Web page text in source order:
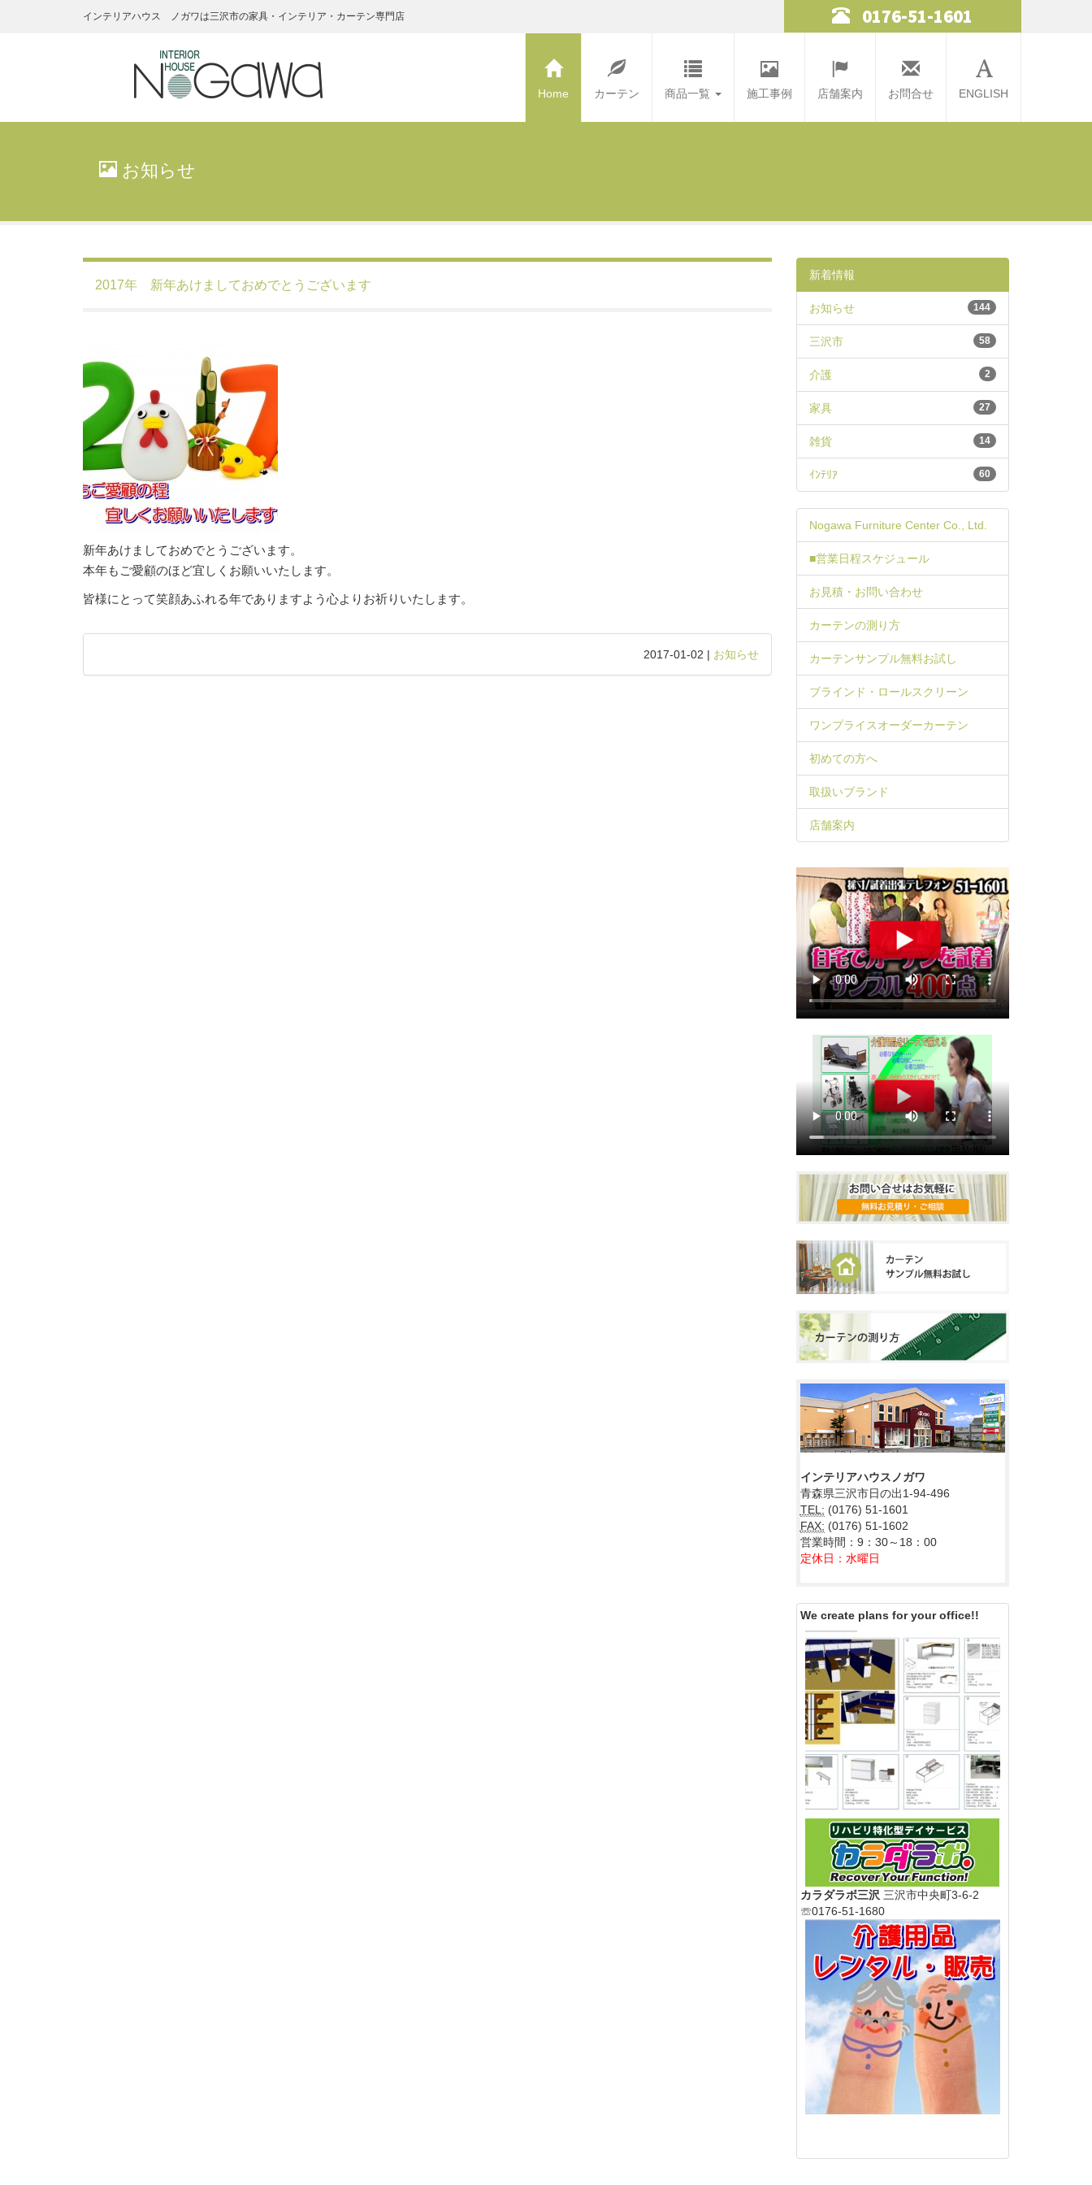
インテリアハウス ノガワは三沢市の家具・インテリア・カーテン専門店 0176-51-1601
インテリアハ
家具
Home カーテン 商品一覧 施工事例 店舗案内 お問合せ ENGLISH
お知らせ
2017年 新年あけましておめでとうございます
新年あけましておめでとうございます。
本年もご愛顧のほど宜しくお願いいたします。
皆様にとって笑顔あふれる年でありますよう心よりお祈りいたします。
2017-01-02 | お知らせ
新着情報
144
お知らせ
58
三沢市
2
介護
27
家具
14
雑貨
60
ｲﾝﾃﾘｱ
Nogawa Furniture Center Co., Ltd.
■営業日程スケジュール
お見積・お問い合わせ
カーテンの測り方
カーテンサンプル無料お試し
ブラインド・ロールスクリーン
ワンプライスオーダーカーテン
初めての方へ
取扱いブランド
店舗案内
インテリアハウスノガワ
青森県三沢市日の出1-94-496
TEL: (0176) 51-1601
FAX: (0176) 51-1602
営業時間：9：30～18：00
定休日：水曜日
We create plans for your office!!
カラダラボ三沢 三沢市中央町3-6-2
☏0176-51-1680